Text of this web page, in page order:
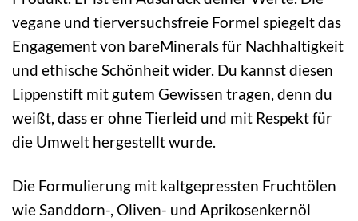
vegane und tierversuchsfreie Formel spiegelt das
Engagement von bareMinerals für Nachhaltigkeit
und ethische Schönheit wider. Du kannst diesen
Lippenstift mit gutem Gewissen tragen, denn du
weißt, dass er ohne Tierleid und mit Respekt für
die Umwelt hergestellt wurde.
Die Formulierung mit kaltgepressten Fruchtölen
wie Sanddorn-, Oliven- und Aprikosenkernöl